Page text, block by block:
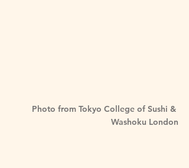
Photo from Tokyo College of Sushi &
Washoku London